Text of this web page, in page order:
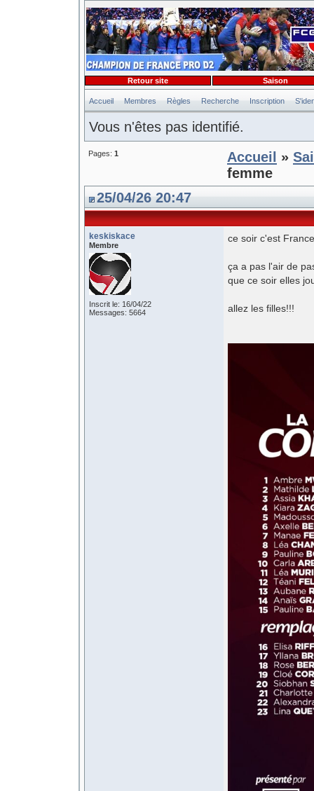
Accueil Membres Règles Recherche Inscription
Vous n'êtes pas identifié.
Retour site Saison
Pages: 1 Accueil »
femme
25/04/26 20:47
keskiskace
Membre
Inscrit le: 16/04/22
Messages: 5664
ce soir c'est
ça a pas l'air de
que ce soir elles
allez les filles!!!